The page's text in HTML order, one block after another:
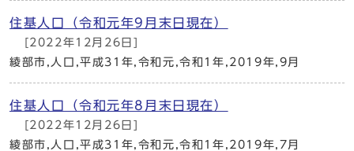
住基人口（令和元年9月末日現在）
[2022年12月26日]
綾部市,人口,平成31年,令和元,令和1年,2019年,9月
住基人口（令和元年8月末日現在）
[2022年12月26日]
綾部市,人口,平成31年,令和元,令和1年,2019年,7月